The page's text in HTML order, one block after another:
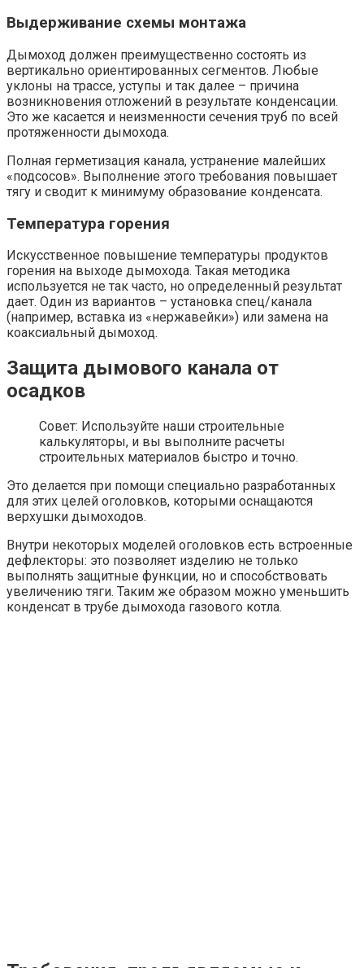
Выдерживание схемы монтажа
Дымоход должен преимущественно состоять из
вертикально ориентированных сегментов. Любые
уклоны на трассе, уступы и так далее – причина
возникновения отложений в результате конденсации.
Это же касается и неизменности сечения труб по всей
протяженности дымохода.
Полная герметизация канала, устранение малейших
«подсосов». Выполнение этого требования повышает
тягу и сводит к минимуму образование конденсата.
Температура горения
Искусственное повышение температуры продуктов
горения на выходе дымохода. Такая методика
используется не так часто, но определенный результат
дает. Один из вариантов – установка спец/канала
(например, вставка из «нержавейки») или замена на
коаксиальный дымоход.
Защита дымового канала от
осадков
Совет: Используйте наши строительные
калькуляторы, и вы выполните расчеты
строительных материалов быстро и точно.
Это делается при помощи специально разработанных
для этих целей оголовков, которыми оснащаются
верхушки дымоходов.
Внутри некоторых моделей оголовков есть встроенные
дефлекторы: это позволяет изделию не только
выполнять защитные функции, но и способствовать
увеличению тяги. Таким же образом можно уменьшить
конденсат в трубе дымохода газового котла.